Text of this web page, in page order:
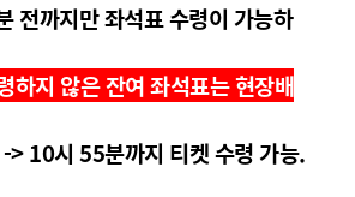
전까지만 좌석표 수령이 가능하
하지 않은 잔여 좌석표는 현장배
> 10시 55분까지 티켓 수령 가능.